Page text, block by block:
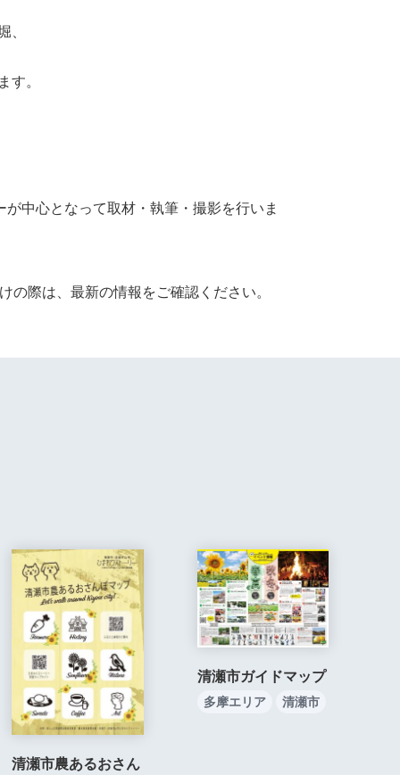
、
す。
中心となって取材・執筆・撮影を行いま
際は、最新の情報をご確認ください。
清瀬市農あるおさん
清瀬市ガイドマップ
多摩エリア 清瀬市